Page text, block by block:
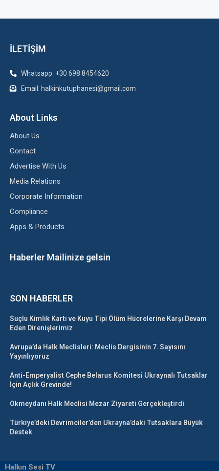
İLETİŞİM
Whatsapp: +30 698 8454620
Email: halkinkutuphanesi@gmail.com
About Links
About Us
Contact
Advertise With Us
Media Relations
Corporate Information
Compliance
Apps & Products
Haberler Mailinize gelsin
SON HABERLER
Suçlu Kimlik Kartı ve Kuyu Tipi Ölüm Hücrelerine Karşı Devam
Eden Direnişlerimiz
Avrupa’da Halk Meclisleri: Meclis Dergisinin 7. Sayısını
Yayınlıyoruz
Anti-Emperyalist Cephe Belarus Komitesi Ukraynalı Tutsaklar
İçin Açlık Grevinde!
Okmeydanı Halk Meclisi Mezar Ziyareti Gerçekleştirdi
Türkiye’deki Devrimciler’den Ukrayna’daki Tutsaklara Büyük
Destek
Halkın Sesi TV